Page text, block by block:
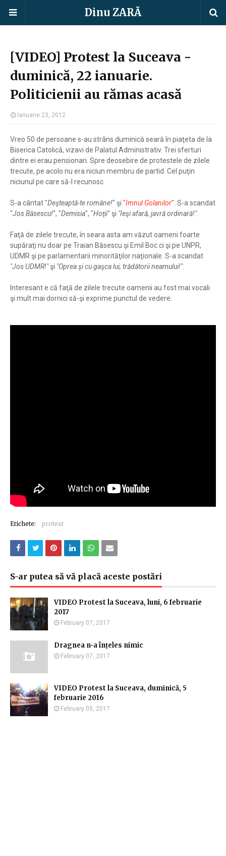
Dinu ZARĂ
[VIDEO] Protest la Suceava -
duminică, 22 ianuarie.
Politicienii au rămas acasă
Ianuarie 23, 2012
Vreo 50 de persoane s-au strâns duminică seară în piaţeta de la
Biserica Catolică, vizavi de Palatul Administrativ. Trei sferturi
dintre ei erau pensionari. Spre deosebire de protestele de zilele
trecute, pe acolo nu era niciun membru de partid. Cel puţin
niciunul pe care să-l recunosc.
S-a cântat "Deşteaptă-te române!" şi "Imnul Golanilor" . S-a scandat
"Jos Băsescu!", "Demisia", "Hoţii" şi "Ieşi afară, javră ordinară!".
Faţă de zilele trecute, în seara asta am văzut oameni foarte
supăraţi nu doar pe Traian Băsescu şi Emil Boc ci şi pe UNPR,
UDMR şi pe parlamentarii minorităţilor naţionale. S-a scandat
"Jos UDMR!"şi "Oprea şi cu gaşca lui, trădătorii neamului!".
Interesant e că faţă de zilele trecute oamenii au fost mai vocali
şi mult mai dornici să-şi exprime punctul de vedere:
Etichete: protest
S-ar putea să vă placă aceste postări
VIDEO Protest la Suceava, luni, 6 februarie
2017
February 07, 2017
Dragnea n-a înțeles nimic
February 07, 2017
VIDEO Protest la Suceava, duminică, 5
februarie 2016
February 05, 2017